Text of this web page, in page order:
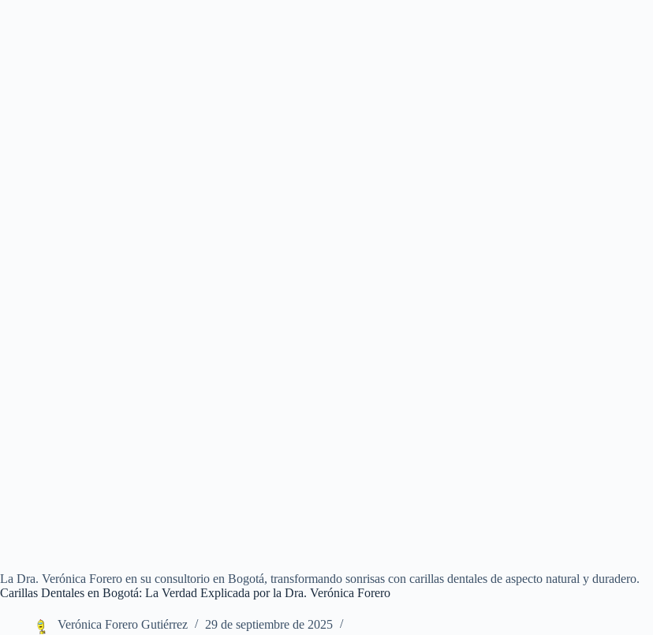
La Dra. Verónica Forero en su consultorio en Bogotá, transformando sonrisas con carillas dentales de aspecto natural y duradero.
Carillas Dentales en Bogotá: La Verdad Explicada por la Dra. Verónica Forero
Verónica Forero Gutiérrez
29 de septiembre de 2025